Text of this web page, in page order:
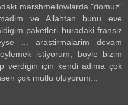
marshmellowlarda "domuz"
ve Allahtan bunu eve
paketleri buradaki fransiz
... arastirmalarim devam
istiyorum, boyle bizim
verdigin için kendi adima çok
çok mutlu oluyorum...